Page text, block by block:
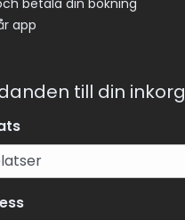
betala din bokning
app
till din inkorg